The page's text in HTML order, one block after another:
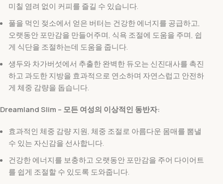
미칠 염려 없이 커피를 즐길 수 있습니다.
풀을 먹인 젖소에서 얻은 버터는 건강한 에너지를 공급하고,
오랫동안 포만감을 만들어주며, 식욕 조절에 도움을 주며, 쉽
게 식단을 조절하는데 도움을 줍니다.
생두와 차가버섯에서 추출한 완벽한 듀오는 신진대사를 촉진
하고 과도한 지방을 효과적으로 연소하며 자연스럽고 안전하
게 체중 감량을 돕습니다.
Dreamland Slim – 모든 여성의 이상적인 동반자:
효과적인 체중 감량 지원, 체중 조절로 아름다운 몸매를 뽐낼
수 있는 자신감을 선사합니다.
건강한 에너지를 보충하고 오랫동안 포만감을 주어 다이어트
를 쉽게 조절할 수 있도록 도와줍니다.